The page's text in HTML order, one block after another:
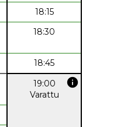
18:15
18:30
18:45
19:00 info
Varattu